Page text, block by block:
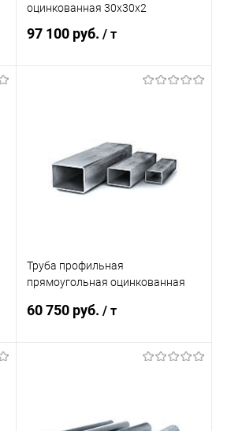
оцинкованная 30х30х2
97 100 руб./ т
Купить в 1 клик
В избранное Под заказ
Труба профильная
прямоугольная оцинкованная
60 750 руб./ т
Купить в 1 клик